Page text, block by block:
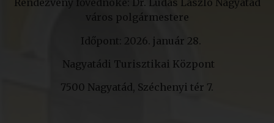
Rendezvény fővédnöke: Dr. Ludas László Nagyatád
város polgármestere
Időpont: 2026. január 28.
Nagyatádi Turisztikai Központ
7500 Nagyatád, Széchenyi tér 7.